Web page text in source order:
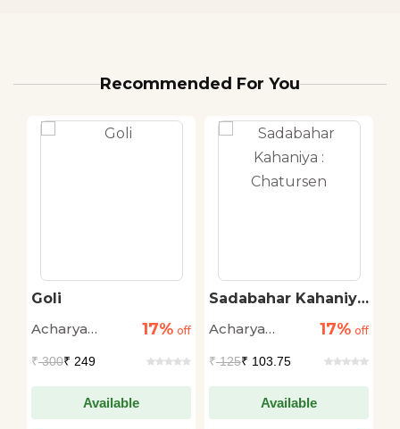
Recommended For You
Goli
Acharya
17% off
₹300₹ 249
Available
Sadabahar Kahaniya
Acharya
17% off
₹125₹ 103.75
Available